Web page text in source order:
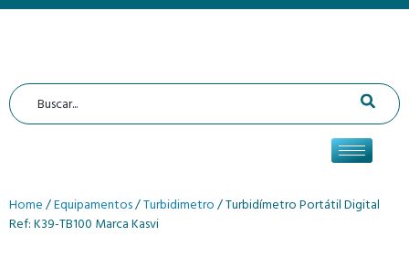
Home/Equipamentos/Turbidimetro/ Turbidímetro Portátil Digital
Ref: K39-TB100 Marca Kasvi